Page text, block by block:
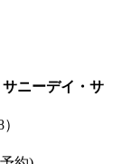
ニーデイ・サ